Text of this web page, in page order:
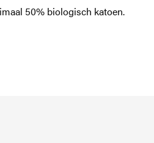
50% biologisch katoen.